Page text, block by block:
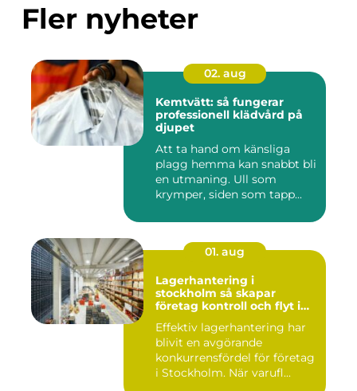
Fler nyheter
02. aug
Kemtvätt: så fungerar
professionell klädvård på
djupet
Att ta hand om känsliga
plagg hemma kan snabbt bli
en utmaning. Ull som
krymper, siden som tapp...
01. aug
Lagerhantering i
stockholm så skapar
företag kontroll och flyt i
Effektiv lagerhantering har
blivit en avgörande
konkurrensfördel för företag
i Stockholm. När varufl...